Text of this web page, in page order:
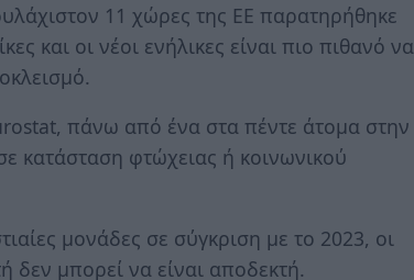
11 χώρες της ΕΕ παρατηρήθηκε
και οι νέοι ενήλικες είναι πιο πιθανό να
πάνω από ένα στα πέντε άτομα στην
κατάσταση φτώχειας ή κοινωνικού
μονάδες σε σύγκριση με το 2023, οι
δεν μπορεί να είναι αποδεκτή.